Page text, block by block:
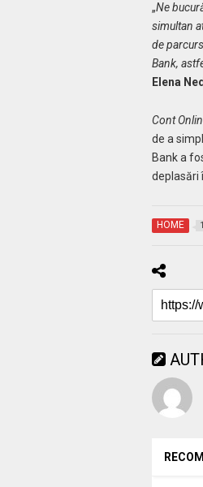
„Ne
simultan
de
Bank,
Elena
Cont
de a
Bank a
deplasări
HOME